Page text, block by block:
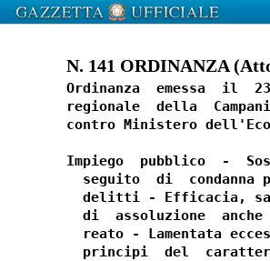
N. 141 ORDINANZA
Ordinanza  emessa  il
regionale  della
contro Ministero
Impiego  pubblico  -
seguito  di  condanna
delitti - Efficacia,
di  assoluzione  anche
reato - Lamentata
principi  del